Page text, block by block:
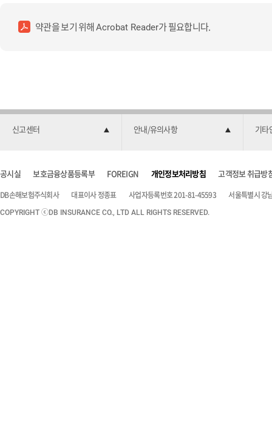
약관을 보기 위해Acrobat Reader가 필요합니다.
신고센터 안내/유의사항 기타
공시실 보호금융상품등록부 FOREIGN 개인정보처리방침 고객정보 취급방
DB손해보험주식회사 대표이사 정종표 사업자등록번호 201-81-45593 서울특별시 강
COPYRIGHT ⓒDB INSURANCE CO., LTD ALL RIGHTS RESERVED.